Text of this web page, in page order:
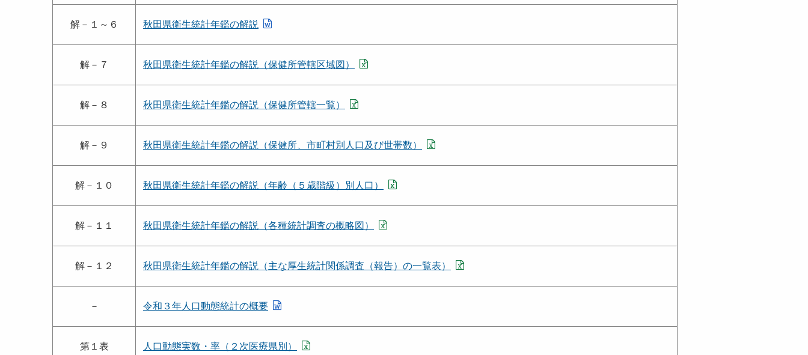
解－１～６ 秋田県衛生統計年鑑の解説
解－７ 秋田県衛生統計年鑑の解説（保健所管轄区域図）
解－８ 秋田県衛生統計年鑑の解説（保健所管轄一覧）
解－９ 秋田県衛生統計年鑑の解説（保健所、市町村別人口及び世帯数）
解－１０ 秋田県衛生統計年鑑の解説（年齢（５歳階級）別人口）
解－１１ 秋田県衛生統計年鑑の解説（各種統計調査の概略図）
解－１２ 秋田県衛生統計年鑑の解説（主な厚生統計関係調査（報告）の一覧表）
－ 令和３年人口動態統計の概要
第１表 人口動態実数・率（２次医療県別）